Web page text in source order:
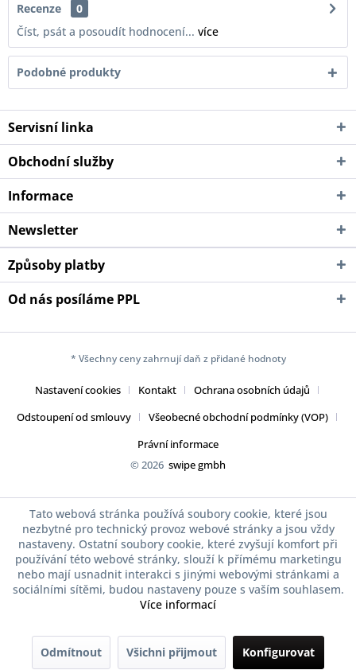
Recenze
0
Číst, psát a posoudít hodnocení... více
Podobné produkty
Servisní linka
Obchodní služby
Informace
Newsletter
Způsoby platby
Od nás posíláme PPL
* Všechny ceny zahrnují daň z přidané hodnoty
Nastavení cookies Kontakt
Ochrana osobních údajů
Odstoupení od smlouvy
Všeobecné obchodní podmínky (VOP)
Právní informace
© 2026 swipe gmbh
Tato webová stránka používá soubory cookie, které jsou
nezbytné pro technický provoz webové stránky a jsou vždy
nastaveny. Ostatní soubory cookie, které zvyšují komfort při
používání této webové stránky, slouží k přímému marketingu
nebo mají usnadnit interakci s jinými webovými stránkami a
sociálními sítěmi, budou nastaveny pouze s vaším souhlasem.
Více informací
Odmítnout Všichni přijmout Konfigurovat